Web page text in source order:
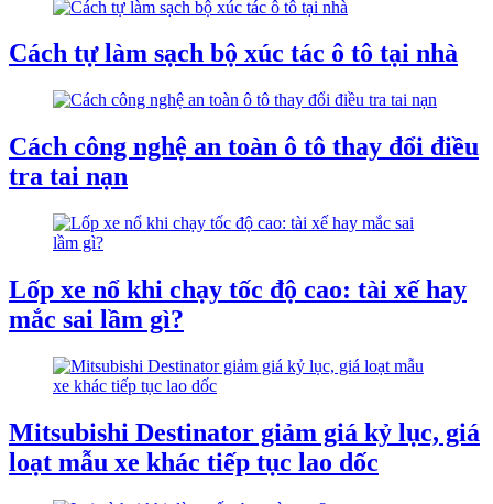
Cách tự làm sạch bộ xúc tác ô tô tại nhà
Cách công nghệ an toàn ô tô thay đổi điều
tra tai nạn
Lốp xe nổ khi chạy tốc độ cao: tài xế hay
mắc sai lầm gì?
Mitsubishi Destinator giảm giá kỷ lục, giá
loạt mẫu xe khác tiếp tục lao dốc